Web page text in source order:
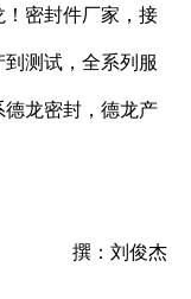
！密封件厂家，接
测试，全系列服
龙密封，德龙产
撰：刘俊杰